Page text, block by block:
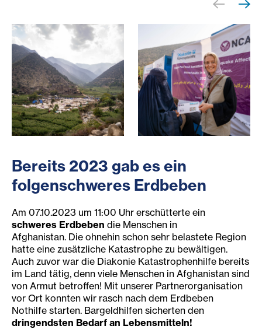
Bereits 2023 gab es ein
folgenschweres Erdbeben
Am 07.10.2023 um 11:00 Uhr erschütterte ein
schweres Erdbeben die Menschen in
Afghanistan. Die ohnehin schon sehr belastete Region
hatte eine zusätzliche Katastrophe zu bewältigen.
Auch zuvor war die Diakonie Katastrophenhilfe bereits
im Land tätig, denn viele Menschen in Afghanistan sind
von Armut betroffen! Mit unserer Partnerorganisation
vor Ort konnten wir rasch nach dem Erdbeben
Nothilfe starten. Bargeldhilfen sicherten den
dringendsten Bedarf an Lebensmitteln!